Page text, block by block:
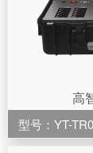
高
型号：YT-